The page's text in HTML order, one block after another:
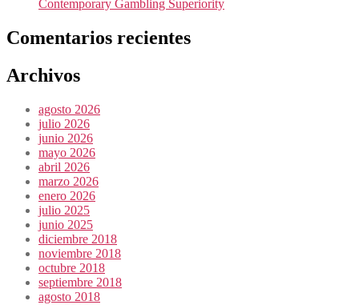
Contemporary Gambling Superiority
Comentarios recientes
Archivos
agosto 2026
julio 2026
junio 2026
mayo 2026
abril 2026
marzo 2026
enero 2026
julio 2025
junio 2025
diciembre 2018
noviembre 2018
octubre 2018
septiembre 2018
agosto 2018